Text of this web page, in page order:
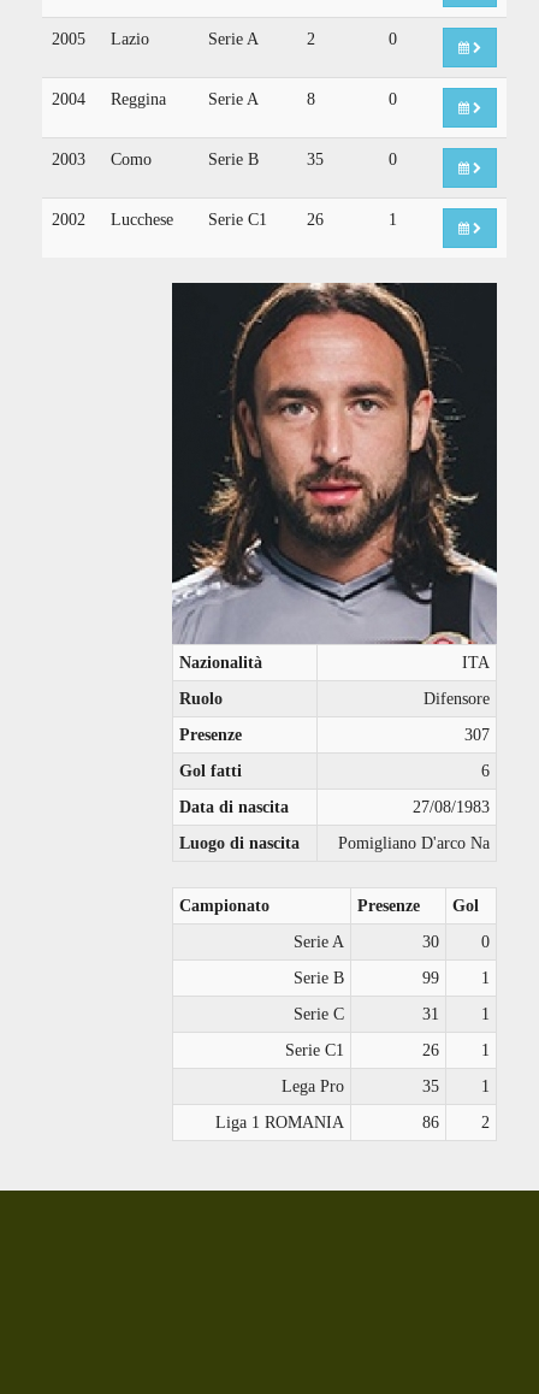
2005 Lazio Serie A 2 0
2004 Reggina Serie A 8 0
2003 Como Serie B 35 0
2002 Lucchese Serie C1 26 1
Nazionalità
ITA
Ruolo
Difensore
Presenze
307
Gol fatti
6
Data di nascita
27/08/1983
Luogo di nascita
Pomigliano D'arco Na
Campionato Presenze
Gol
Serie A
30
0
Serie B
99
1
Serie C
31
1
Serie C1
26
1
Lega Pro
35
1
Liga 1 ROMANIA
86 2